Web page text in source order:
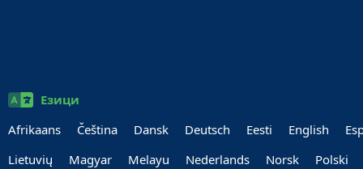
Езици
Afrikaans
Čeština Dansk Deutsch Eesti English
Lietuvių
Magyar Melayu Nederlands Norsk
Polski